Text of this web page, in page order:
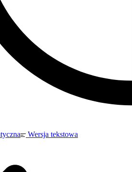
Wersja tekstowa